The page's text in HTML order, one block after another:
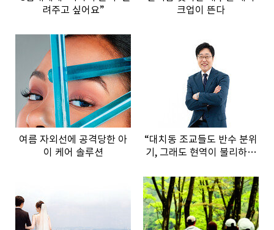
려주고 싶어요”
크업이 뜬다
여름 자외선에 공격당한 아
이 케어 솔루션
“대치동 조교들도 반수 분위
기, 그래도 현역이 불리하지